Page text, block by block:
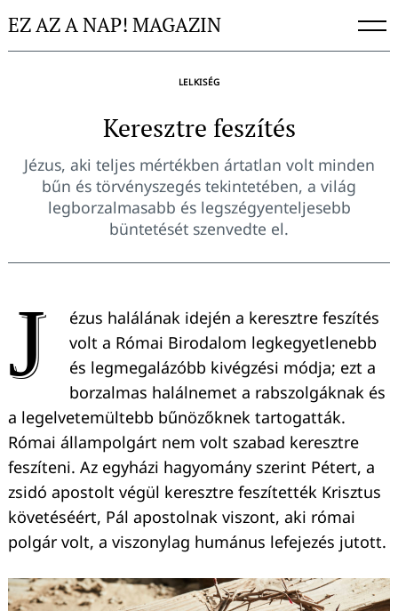
toEZ AZ A NAP! MAGAZIN
LELKISÉG
Keresztre feszítés
Jézus, aki teljes mértékben ártatlan volt minden
bűn és törvényszegés tekintetében, a világ
legborzalmasabb és legszégyenteljesebb
büntetését szenvedte el.
J
ézus halálának idején a keresztre feszítés
volt a Római Birodalom legkegyetlenebb
és legmegalázóbb kivégzési módja; ezt a
borzalmas halálnemet a rabszolgáknak és
a legelvetemültebb bűnözőknek tartogatták.
Római állampolgárt nem volt szabad keresztre
feszíteni. Az egyházi hagyomány szerint Pétert, a
zsidó apostolt végül keresztre feszítették Krisztus
követéséért, Pál apostolnak viszont, aki római
polgár volt, a viszonylag humánus lefejezés jutott.